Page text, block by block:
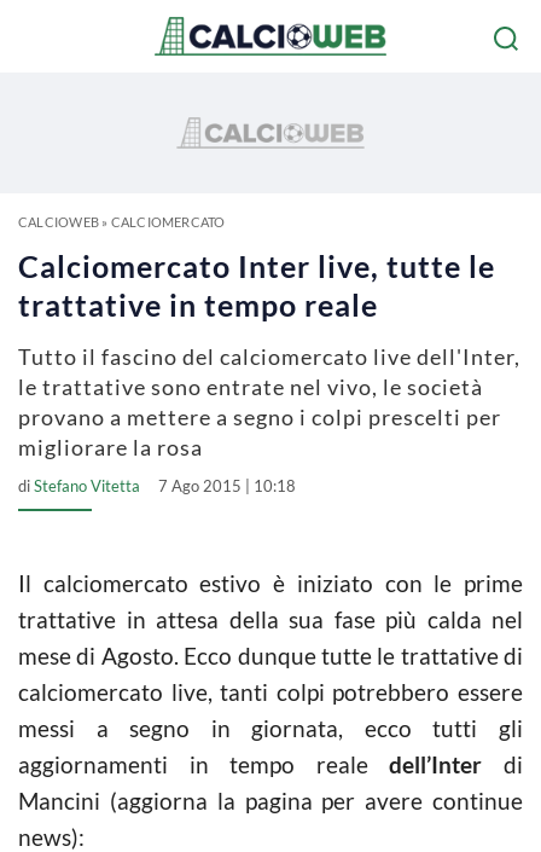
CALCIOWEB» CALCIOMERCATO
Calciomercato Inter live, tutte le
trattative in tempo reale
Tutto il fascino del calciomercato live dell'Inter,
le trattative sono entrate nel vivo, le società
provano a mettere a segno i colpi prescelti per
migliorare la rosa
diStefano Vitetta 7 Ago 2015 | 10:18
Il calciomercato estivo è iniziato con le prime
trattative in attesa della sua fase più calda nel
mese di Agosto. Ecco dunque tutte le trattative di
calciomercato live, tanti colpi potrebbero essere
messi a segno in giornata, ecco tutti gli
aggiornamenti in tempo realedell’Inter di
Mancini (aggiorna la pagina per avere continue
news):